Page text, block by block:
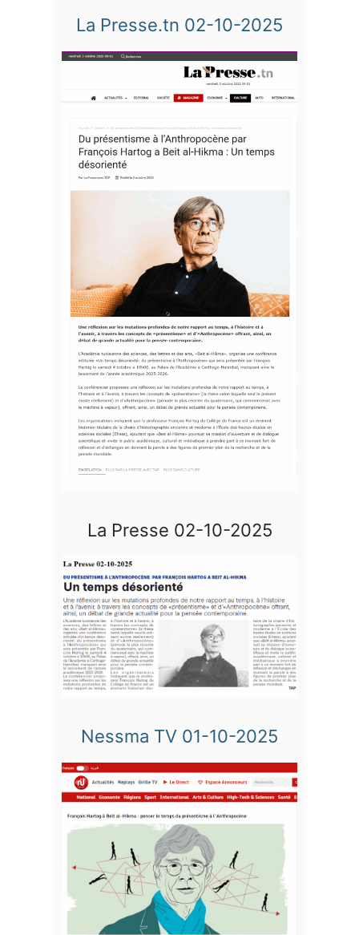
La Presse.tn 02-10-2025
La Presse 02-10-2025
Nessma TV 01-10-2025